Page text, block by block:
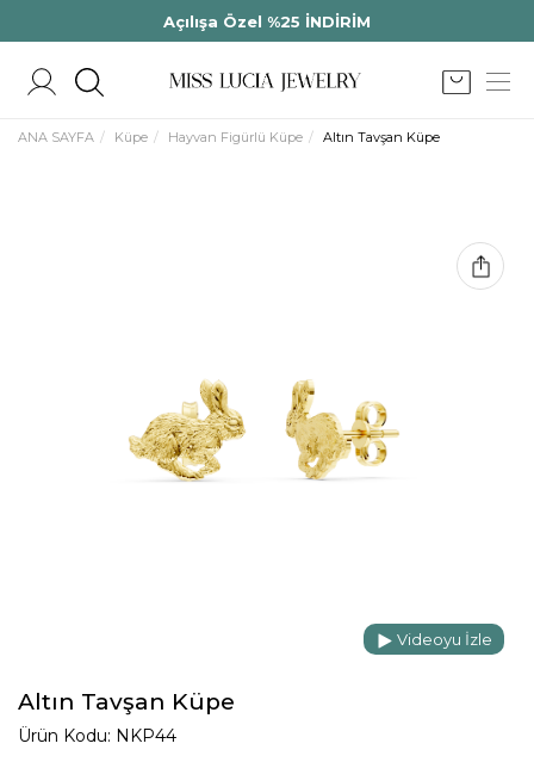
Açılışa Özel %25 İNDİRİM
ANA SAYFA Küpe Hayvan Figürlü Küpe Altın Tavşan Küpe
Videoyu İzle
Altın Tavşan Küpe
Ürün Kodu: NKP44